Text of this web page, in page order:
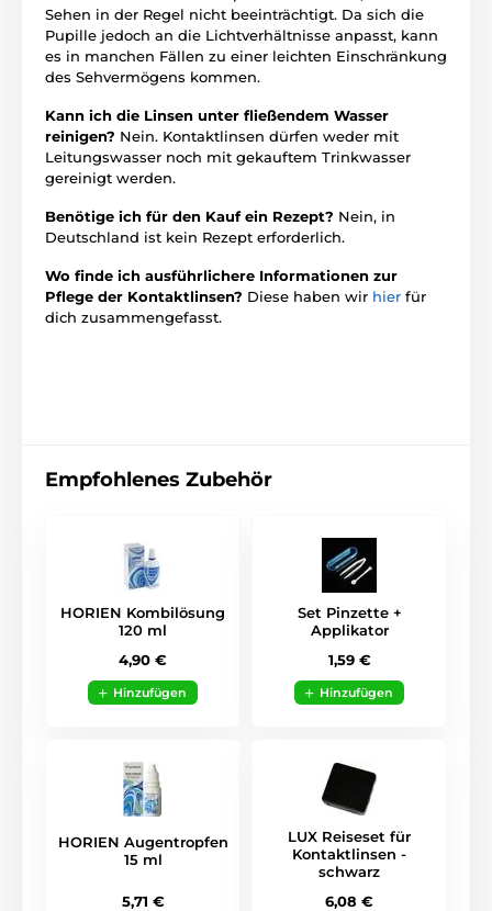
Sehen in der Regel nicht beeinträchtigt. Da sich die
Pupille jedoch an die Lichtverhältnisse anpasst, kann
es in manchen Fällen zu einer leichten Einschränkung
des Sehvermögens kommen.
Kann ich die Linsen unter fließendem Wasser
reinigen? Nein. Kontaktlinsen dürfen weder mit
Leitungswasser noch mit gekauftem Trinkwasser
gereinigt werden.
Benötige ich für den Kauf ein Rezept? Nein, in
Deutschland ist kein Rezept erforderlich.
Wo finde ich ausführlichere Informationen zur
Pflege der Kontaktlinsen? Diese haben wir hier für
dich zusammengefasst.
Empfohlenes Zubehör
HORIEN Kombilösung
120 ml
4,90 €
Hinzufügen
Set Pinzette +
Applikator
1,59 €
Hinzufügen
HORIEN Augentropfen
15 ml
5,71 €
LUX Reiseset für
Kontaktlinsen -
schwarz
6,08 €